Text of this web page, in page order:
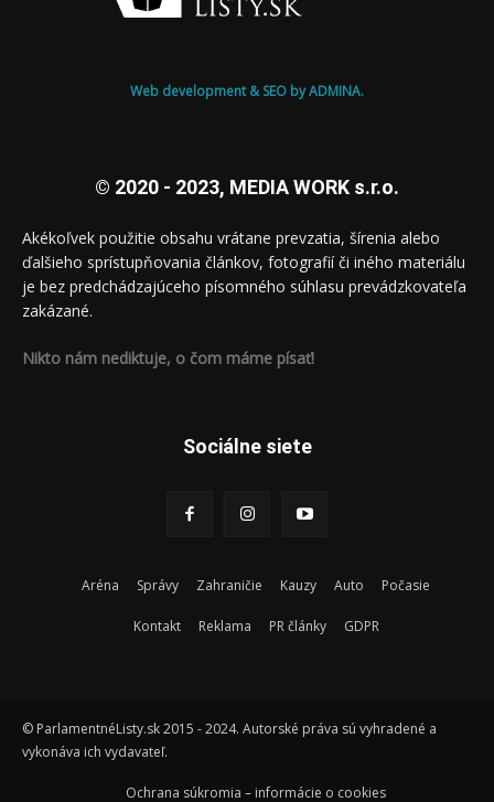
Web development & SEO by ADMINA.
© 2020 - 2023, MEDIA WORK s.r.o.
Akékoľvek použitie obsahu vrátane prevzatia, šírenia alebo
ďalšieho sprístupňovania článkov, fotografií či iného materiálu
je bez predchádzajúceho písomného súhlasu prevádzkovateľa
zakázané.
Nikto nám nediktuje, o čom máme písať!
Sociálne siete
Aréna Správy Zahraničie Kauzy Auto Počasie
Kontakt Reklama PR články GDPR
© ParlamentnéListy.sk 2015 - 2024. Autorské práva sú vyhradené a
vykonáva ich vydavateľ.
Ochrana súkromia – informácie o cookies